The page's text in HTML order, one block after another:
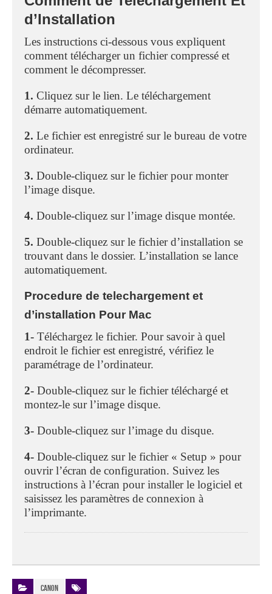
d’Installation
Les instructions ci-dessous vous expliquent
comment télécharger un fichier compressé et
comment le décompresser.
1. Cliquez sur le lien. Le téléchargement
démarre automatiquement.
2. Le fichier est enregistré sur le bureau de votre
ordinateur.
3. Double-cliquez sur le fichier pour monter
l’image disque.
4. Double-cliquez sur l’image disque montée.
5. Double-cliquez sur le fichier d’installation se
trouvant dans le dossier. L’installation se lance
automatiquement.
Procedure de telechargement et
d’installation Pour Mac
1- Téléchargez le fichier. Pour savoir à quel
endroit le fichier est enregistré, vérifiez le
paramétrage de l’ordinateur.
2- Double-cliquez sur le fichier téléchargé et
montez-le sur l’image disque.
3- Double-cliquez sur l’image du disque.
4- Double-cliquez sur le fichier « Setup » pour
ouvrir l’écran de configuration. Suivez les
instructions à l’écran pour installer le logiciel et
saisissez les paramètres de connexion à
l’imprimante.
Canon